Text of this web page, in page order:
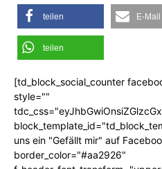
teilen E-Mail
teilen
[td_block_social_counter
style=""
uns ein "Gefällt mir" auf
border_color="#aa2926"